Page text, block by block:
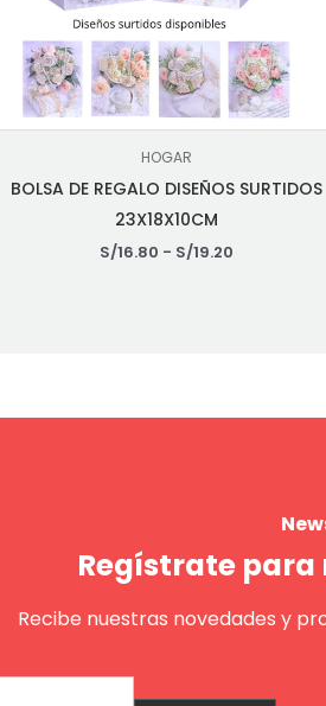
HOGAR
BOLSA DE REGALO DISEÑOS SURTIDOS
23X18X10CM
S/16.80 - S/19.20
Regístrate
Recibe nuestras novedades y
Enviar